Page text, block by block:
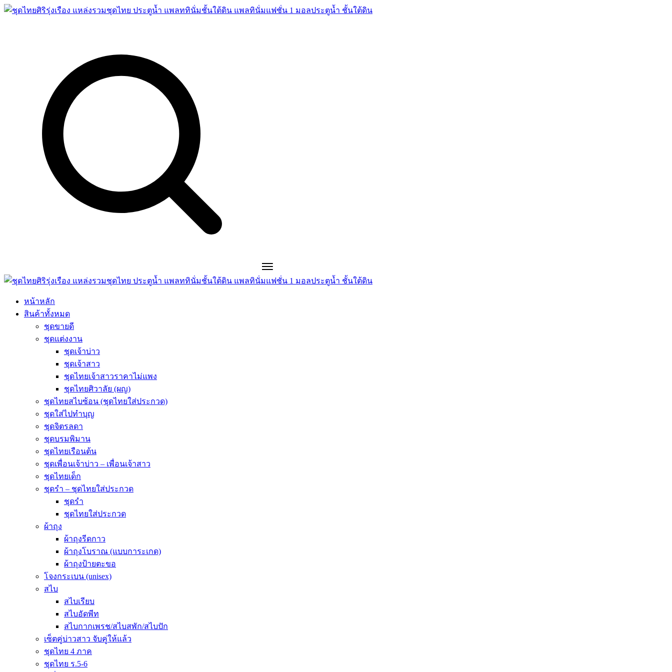
หน้าหลัก
สินค้าทั้งหมด
ชุดขายดี
ชุดแต่งงาน
ชุดเจ้าบ่าว
ชุดเจ้าสาว
ชุดไทยเจ้าสาวราคาไม่แพง
ชุดไทยศิวาลัย (ผญ)
ชุดไทยสไบซ้อน (ชุดไทยใส่ประกวด)
ชุดใส่ไปทำบุญ
ชุดจิตรลดา
ชุดบรมพิมาน
ชุดไทยเรือนต้น
ชุดเพื่อนเจ้าบ่าว – เพื่อนเจ้าสาว
ชุดไทยเด็ก
ชุดรำ – ชุดไทยใส่ประกวด
ชุดรำ
ชุดไทยใส่ประกวด
ผ้าถุง
ผ้าถุงรีดกาว
ผ้าถุงโบราณ (แบบการะเกด)
ผ้าถุงป้ายตะขอ
โจงกระเบน (unisex)
สไบ
สไบเรียบ
สไบอัดพีท
สไบกากเพรช/สไบสพัก/สไบปัก
เซ็ตคู่บ่าวสาว จับคู่ให้แล้ว
ชุดไทย 4 ภาค
ชุดไทย ร.5-6